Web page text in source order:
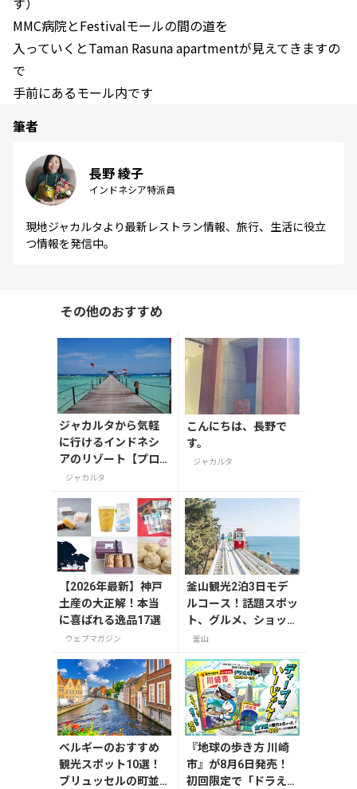
MMC病院とFestivalモールの間の道を
入っていくとTaman Rasuna apartmentが見えてきますの
で
手前にあるモール内です
筆者
長野 綾子
インドネシア特派員
現地ジャカルタより最新レストラン情報、旅行、生活に役立
つ情報を発信中。
その他のおすすめ
ジャカルタから気軽
に行けるインドネシ
アのリゾート【プロ
ウスリブ(千の島)】
ジャカルタ
こんにちは、長野で
す。
ジャカルタ
【2026年最新】神戸
土産の大正解！本当
に喜ばれる逸品17選
ウェブマガジン
釜山観光2泊3日モデ
ルコース！話題スポッ
ト、グルメ、ショッピ
ングを満喫
釜山
ベルギーのおすすめ
観光スポット10選！
ブリュッセルの町並
『地球の歩き方 川崎
市』が8月6日発売！
初回限定で「ドラえも